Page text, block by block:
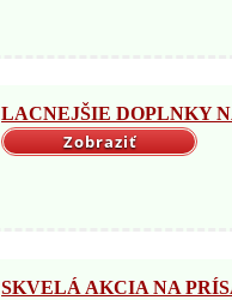
LACNEJŠIE DOPLNKY
Zobraziť
SKVELÁ AKCIA NA